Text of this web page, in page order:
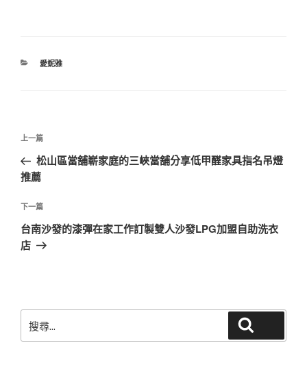
分
愛妮雅
文
導
覽
上
一
篇
章
上一篇
松山區當舖嶄家庭的三峽當舖分享低甲醛家具指名吊燈
推薦
下
一
篇
下一篇
台南沙發的漆彈在家工作訂製雙人沙發LPG加盟自助洗衣
店
尋